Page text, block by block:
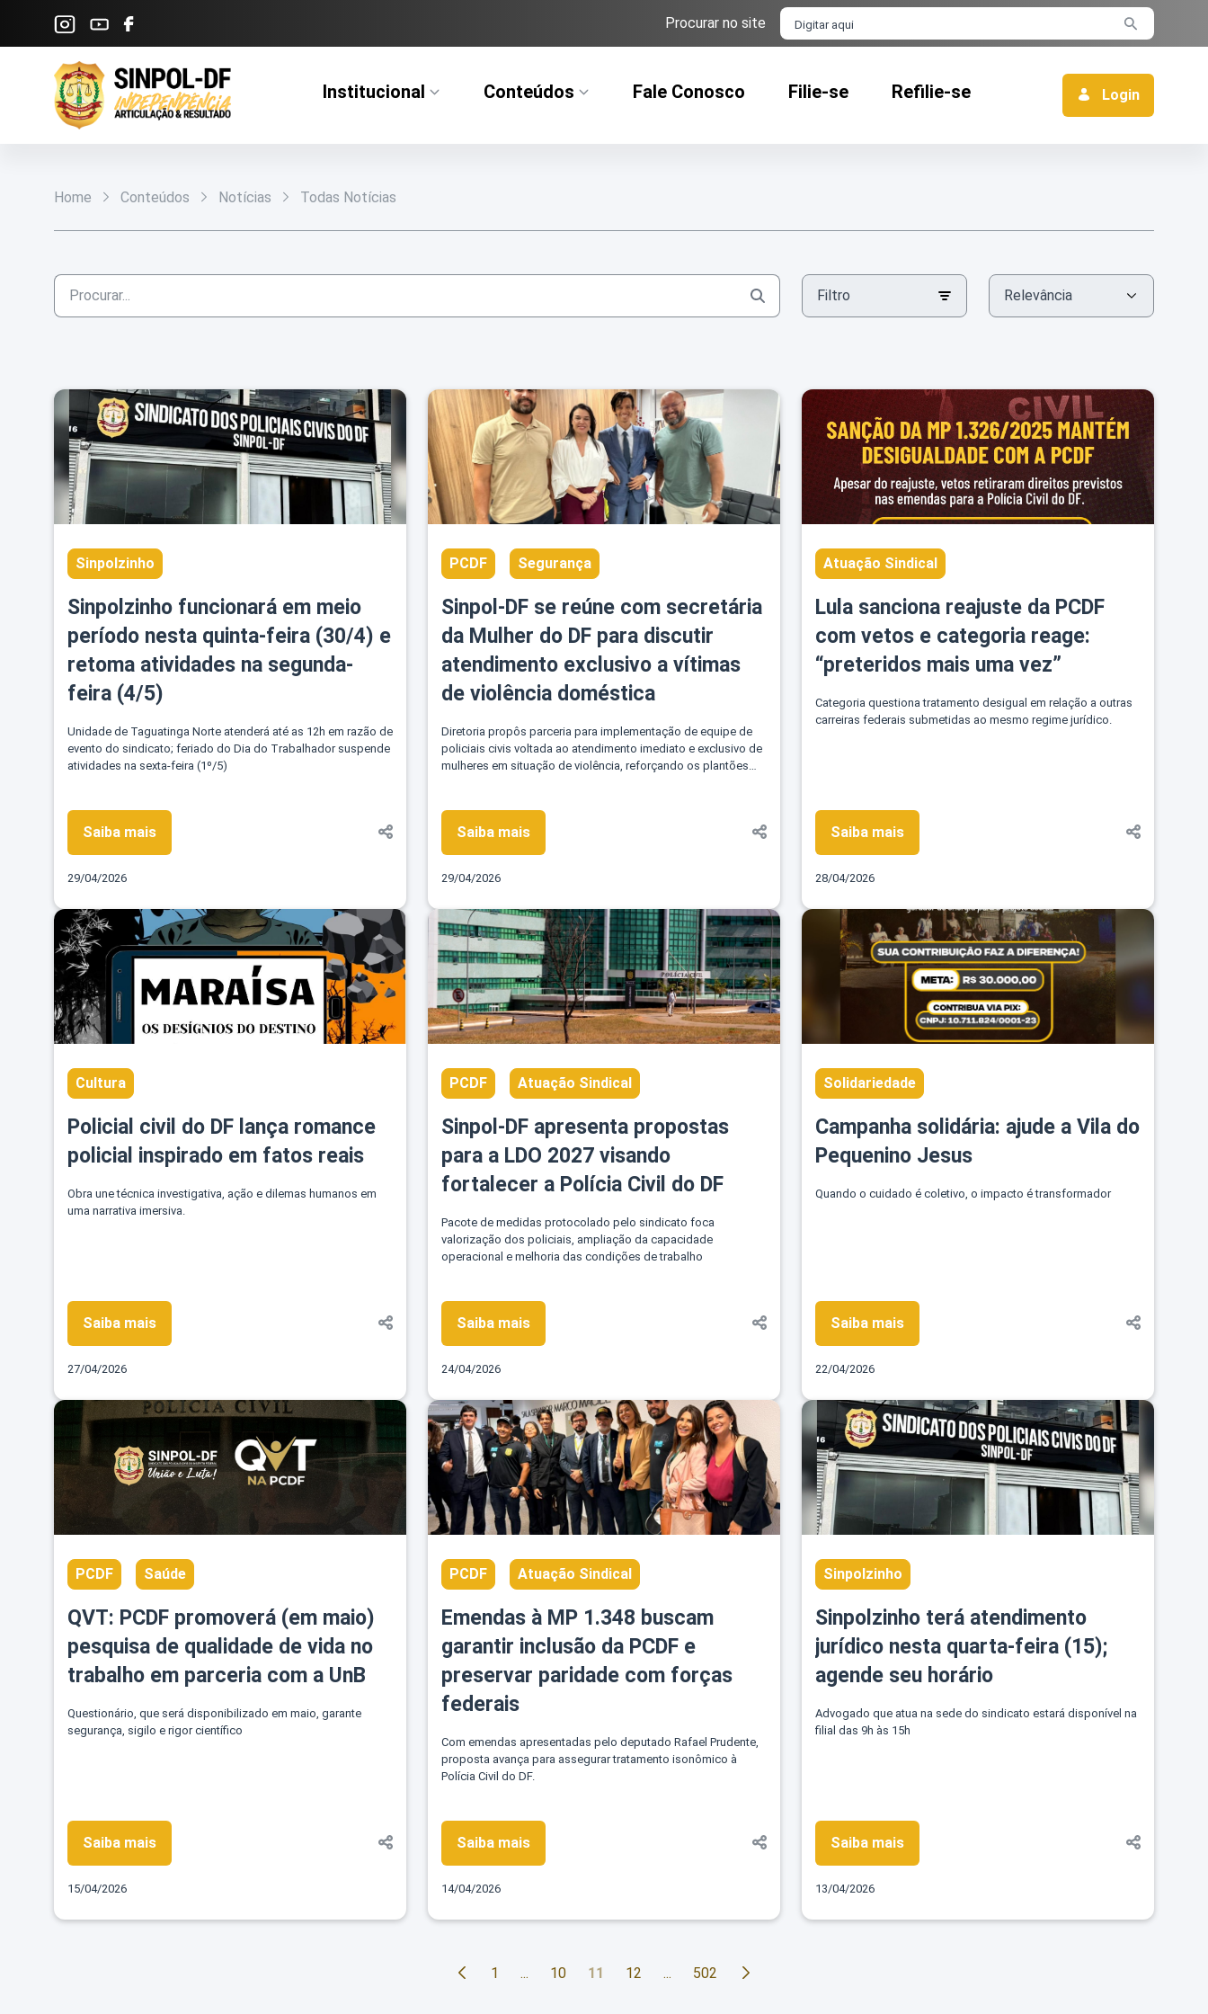
Pular para o Conteúdo principal Procurar no site Barra de busca
Institucional Conteúdos Fale Conosco Filie-se Refilie-se Login
Home Conteúdos Notícias Todas Notícias
Sinpolzinho
Sinpolzinho funcionará em meio
período nesta quinta-feira (30/4) e
retoma atividades na segunda-
feira (4/5)
Unidade de Taguatinga Norte atenderá até as 12h em razão de
evento do sindicato; feriado do Dia do Trabalhador suspende
atividades na sexta-feira (1º/5)
Saiba mais
29/04/2026
PCDF Segurança
Sinpol-DF se reúne com secretária
da Mulher do DF para discutir
atendimento exclusivo a vítimas
de violência doméstica
Diretoria propôs parceria para implementação de equipe de
policiais civis voltada ao atendimento imediato e exclusivo de
mulheres em situação de violência, reforçando os plantões
Saiba mais
29/04/2026
Atuação Sindical
Lula sanciona reajuste da PCDF
com vetos e categoria reage:
“preteridos mais uma vez”
Categoria questiona tratamento desigual em relação a outras
carreiras federais submetidas ao mesmo regime jurídico.
Saiba mais
28/04/2026
Cultura
Policial civil do DF lança romance
policial inspirado em fatos reais
Obra une técnica investigativa, ação e dilemas humanos em
uma narrativa imersiva.
Saiba mais
27/04/2026
PCDF Atuação Sindical
Sinpol-DF apresenta propostas
para a LDO 2027 visando
fortalecer a Polícia Civil do DF
Pacote de medidas protocolado pelo sindicato foca
valorização dos policiais, ampliação da capacidade
operacional e melhoria das condições de trabalho
Saiba mais
24/04/2026
Solidariedade
Campanha solidária: ajude a Vila do
Pequenino Jesus
Quando o cuidado é coletivo, o impacto é transformador
Saiba mais
22/04/2026
PCDF Saúde
QVT: PCDF promoverá (em maio)
pesquisa de qualidade de vida no
trabalho em parceria com a UnB
Questionário, que será disponibilizado em maio, garante
segurança, sigilo e rigor científico
Saiba mais
15/04/2026
PCDF Atuação Sindical
Emendas à MP 1.348 buscam
garantir inclusão da PCDF e
preservar paridade com forças
federais
Com emendas apresentadas pelo deputado Rafael Prudente,
proposta avança para assegurar tratamento isonômico à
Polícia Civil do DF.
Saiba mais
14/04/2026
Sinpolzinho
Sinpolzinho terá atendimento
jurídico nesta quarta-feira (15);
agende seu horário
Advogado que atua na sede do sindicato estará disponível na
filial das 9h às 15h
Saiba mais
13/04/2026
1 ... 10 11 12 ... 502